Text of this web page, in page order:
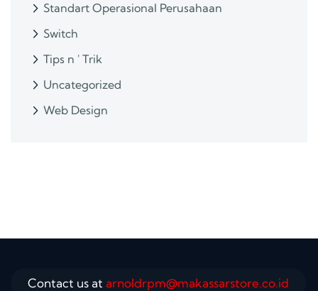
Standart Operasional Perusahaan
Switch
Tips n ' Trik
Uncategorized
Web Design
Contact us at arnoldrpm@makassarstore.co.id